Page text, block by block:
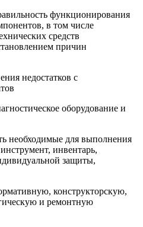
функционирования
в том числе
средств
причин
недостатков с
оборудование и
необходимые для выполнения
инвентарь,
защиты,
конструкторскую,
и ремонтную